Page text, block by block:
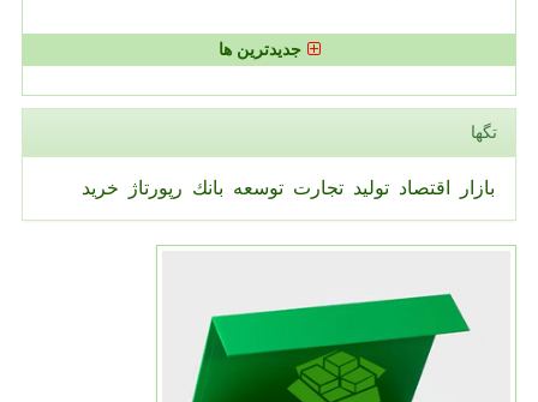
جدیدترین ها
تگها
بازار اقتصاد تولید تجارت توسعه بانك رپورتاژ خرید